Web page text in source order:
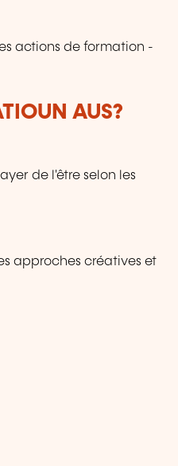
actions de formation -
AUS?
de l'être selon les
approches créatives et